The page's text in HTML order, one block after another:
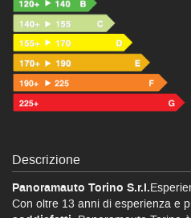
Descrizione
Panoramauto Torino S.r.l.
Con oltre 13 anni di esperienza e